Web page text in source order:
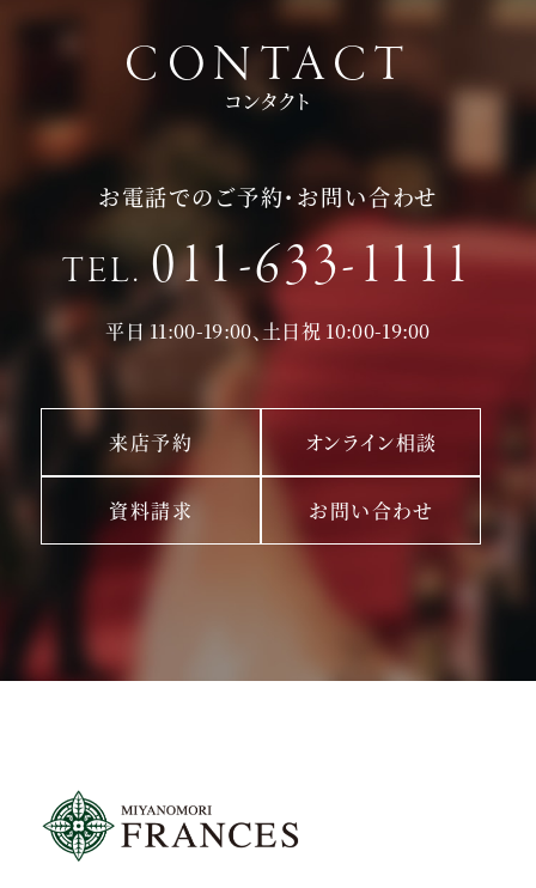
CONTACT
コンタクト
お電話でのご予約・お問い合わせ
TEL. 011-633-1111
平日 11:00-19:00、土日祝 10:00-19:00
来店予約 オンライン相談
資料請求 お問い合わせ